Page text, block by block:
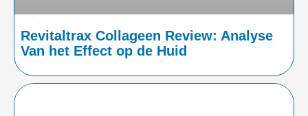
Revitaltrax Collageen Review: Analyse
Van het Effect op de Huid